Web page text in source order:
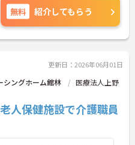
にご相談くださ
無料 紹介してもらう
更新日：2026年06月01日
シングホーム館林
医療法人上野
人保健施設で介護職員